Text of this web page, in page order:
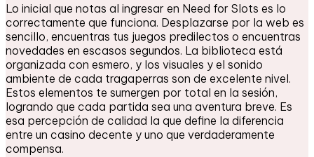
Lo inicial que notas al ingresar en Need for Slots es lo
correctamente que funciona. Desplazarse por la web es
sencillo, encuentras tus juegos predilectos o encuentras
novedades en escasos segundos. La biblioteca está
organizada con esmero, y los visuales y el sonido
ambiente de cada tragaperras son de excelente nivel.
Estos elementos te sumergen por total en la sesión,
logrando que cada partida sea una aventura breve. Es
esa percepción de calidad la que define la diferencia
entre un casino decente y uno que verdaderamente
compensa.